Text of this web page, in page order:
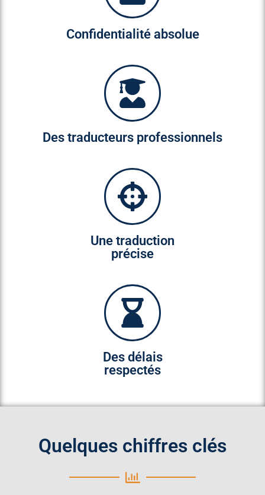
Confidentialité absolue
Des traducteurs professionnels
Une traduction
précise
Des délais
respectés
Quelques chiffres clés